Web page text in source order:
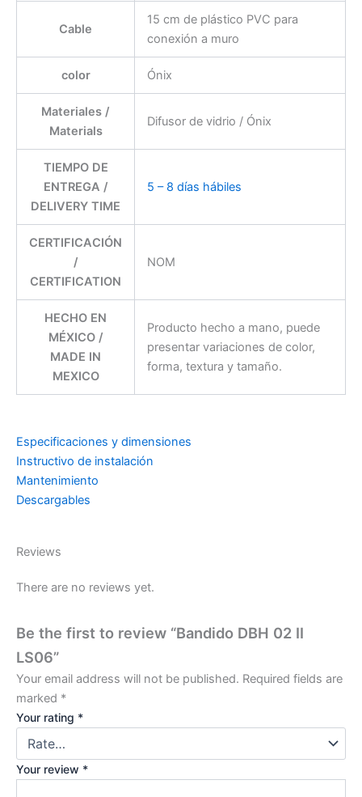
Cable
15 cm de plástico PVC para
conexión a muro
color Ónix
Materiales /
Materials
Difusor de vidrio / Ónix
TIEMPO DE
ENTREGA /
DELIVERY TIME
5 – 8 días hábiles
CERTIFICACIÓN
/
CERTIFICATION
NOM
HECHO EN
MÉXICO /
MADE IN
MEXICO
Producto hecho a mano, puede
presentar variaciones de color,
forma, textura y tamaño.
Especificaciones y dimensiones
Instructivo de instalación
Mantenimiento
Descargables
Reviews
There are no reviews yet.
Be the first to review “Bandido DBH 02 II
LS06”
Your email address will not be published. Required fields are
marked *
Your rating *
Your review *